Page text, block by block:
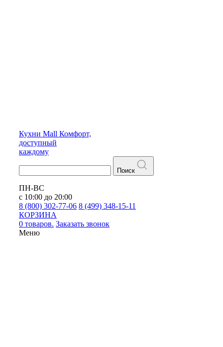
Кухни Mall Комфорт,
доступный
каждому
Поиск
ПН-ВС
с 10:00 до 20:00
8 (800) 302-77-06 8 (499) 348-15-11
КОРЗИНА
0 товаров. Заказать звонок
Меню